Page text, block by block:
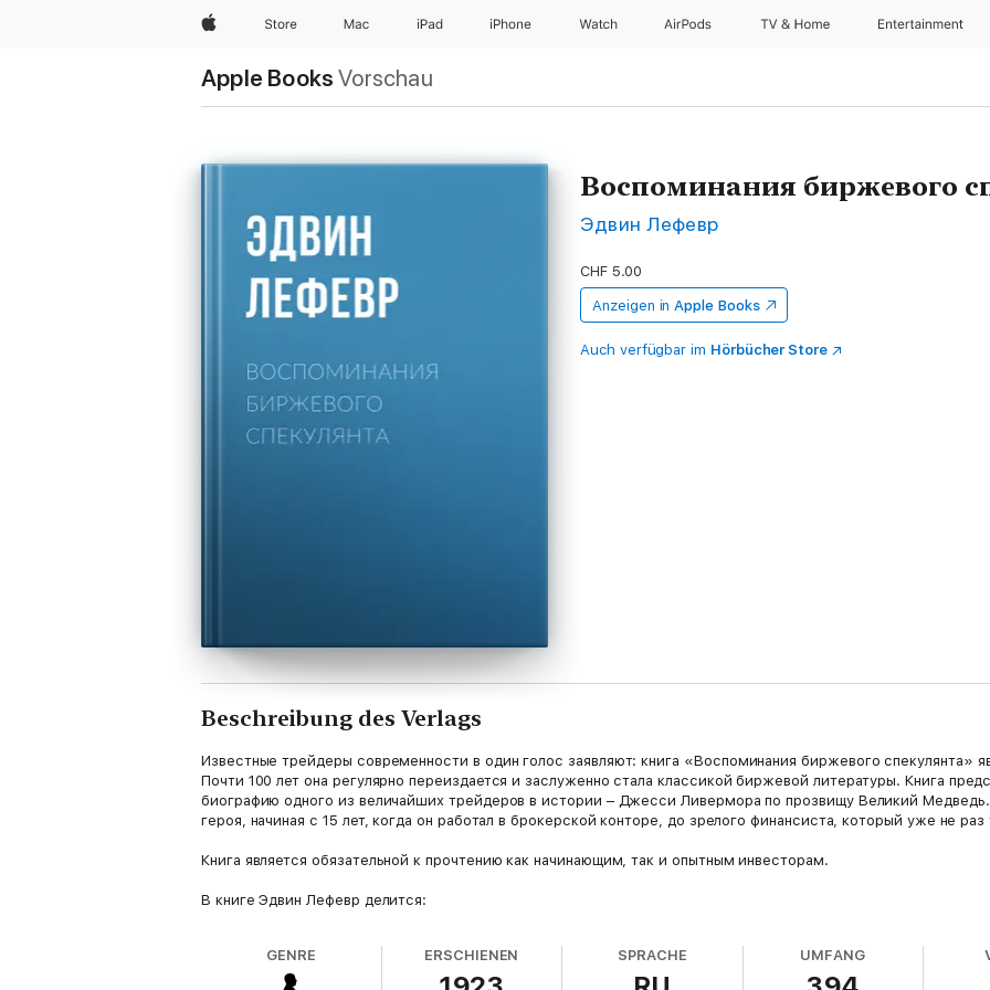
Apple Store Mac iPad iPhone Watch AirPods TV & Home Entertainment
Apple Books Vorschau
Воспоминания биржевого
Эдвин Лефевр
CHF 5.00
Anzeigen in Apple Books
Auch verfügbar im Hörbücher Store
Beschreibung des Verlags
Известные трейдеры современности в один голос заявляют: книга «Воспоминания биржевого спекулянта»
Почти 100 лет она регулярно переиздается и заслуженно стала классикой биржевой литературы. Книга
биографию одного из величайших трейдеров в истории – Джесси Ливермора по прозвищу Великий Медведь.
героя, начиная с 15 лет, когда он работал в брокерской конторе, до зрелого финансиста, который уже не
Книга является обязательной к прочтению как начинающим, так и опытным инвесторам.
В книге Эдвин Лефевр делится:
• психологическими аспектами спекуляций;
GENRE ERSCHIENEN SPRACHE UMFANG